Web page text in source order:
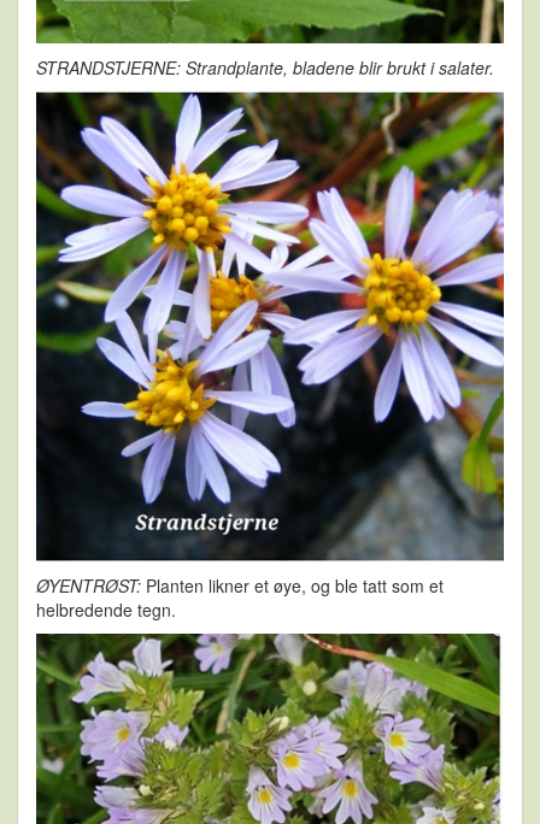
STRANDSTJERNE: Strandplante, bladene blir brukt i salater.
ØYENTRØST: Planten likner et øye, og ble tatt som et
helbredende tegn.